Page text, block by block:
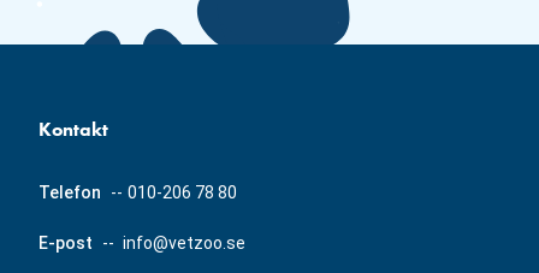
Kontakt
Telefon -- 010-206 78 80
E-post -- info@vetzoo.se